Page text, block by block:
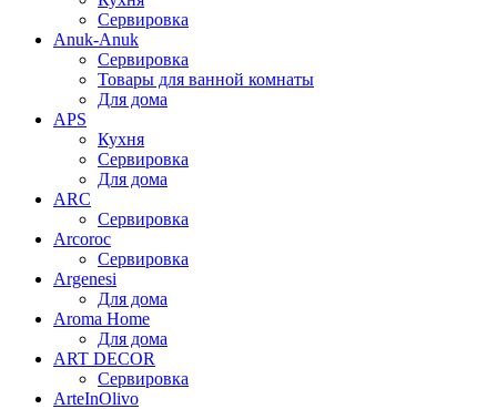
Сервировка
Anuk-Anuk
Сервировка
Товары для ванной комнаты
Для дома
APS
Кухня
Сервировка
Для дома
ARC
Сервировка
Arcoroc
Сервировка
Argenesi
Для дома
Aroma Home
Для дома
ART DECOR
Сервировка
ArteInOlivo